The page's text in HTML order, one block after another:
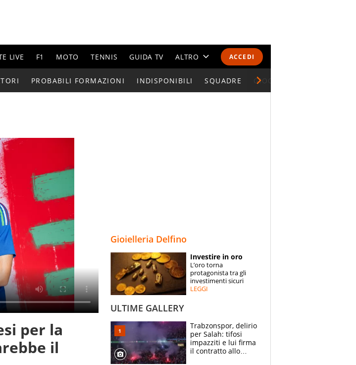
ACCEDI
LIVE F1 MOTO TENNIS GUIDA TV ALTRO
CALENDARI E CLASSIFICHE
ESPERTI
CONTATTI
PROBABILI FORMAZIONI INDISPONIBILI SQUADRE GIOCATORI SERIE A
per la
il
Gioielleria Delfino
Investire in oro
L’oro torna
protagonista tra gli
investimenti sicuri
LEGGI
ULTIME GALLERY
Trabzonspor, delirio
per Salah: tifosi
impazziti e lui firma
il contratto allo